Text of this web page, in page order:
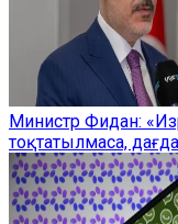
Министр Фидан:
тоқтатылмаса,